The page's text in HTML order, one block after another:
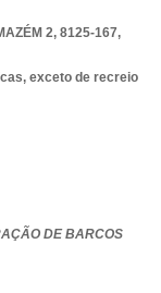
2, 8125-167,
exceto de recreio
DE BARCOS